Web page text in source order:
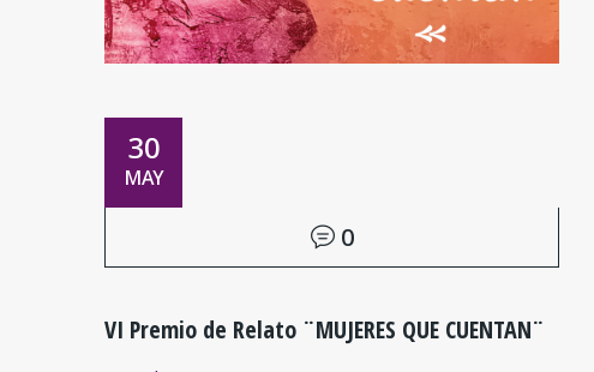
30
MAY
0
VI Premio de Relato ¨MUJERES QUE CUENTAN¨